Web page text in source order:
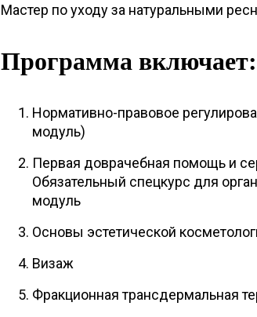
Мастер по уходу за натуральными
Программа включает:
Нормативно-правовое
модуль)
Первая доврачебная помощь и
Обязательный спецкурс для
модуль
Основы эстетической
Визаж
Фракционная трансдермальная